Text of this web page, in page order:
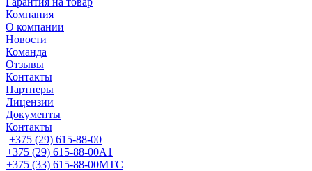
Компания
О компании
Новости
Команда
Отзывы
Контакты
Партнеры
Лицензии
Документы
Контакты
+375 (29) 615-88-00
+375 (29) 615-88-00A1
+375 (33) 615-88-00МТС